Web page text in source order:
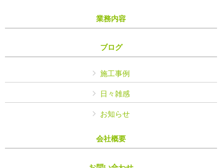
業務内容
ブログ
施工事例
日々雑感
お知らせ
会社概要